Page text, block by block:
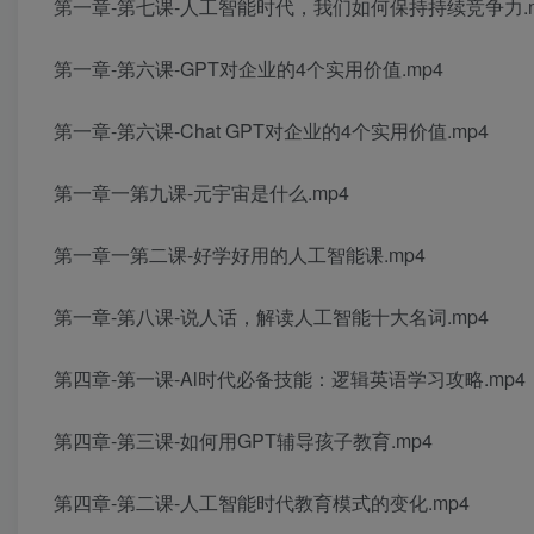
第一章-第七课-人工智能时代，我们如何保持持续竞争力
第一章-第六课-GPT对企业的4个实用价值.mp4
第一章-第六课-Chat GPT对企业的4个实用价值.mp4
第一章一第九课-元宇宙是什么.mp4
第一章一第二课-好学好用的人工智能课.mp4
第一章-第八课-说人话，解读人工智能十大名词.mp4
第四章-第一课-Al时代必备技能：逻辑英语学习攻略.mp4
第四章-第三课-如何用GPT辅导孩子教育.mp4
第四章-第二课-人工智能时代教育模式的变化.mp4